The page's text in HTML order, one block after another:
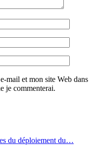
mail et mon site Web dans
je commenterai.
du déploiement du…